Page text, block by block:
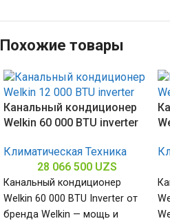
Похожие товары
Канальный кондиционер
Welkin 60 000 BTU inverter
Климатическая Техника
28 066 500 UZS
Канальный кондиционер
Welkin 60 000 BTU Inverter от
бренда Welkin — мощь и